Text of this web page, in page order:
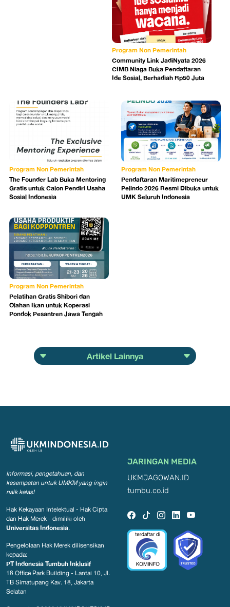
Program Non Pemerintah
Community Link JadiNyata 2026
CIMB Niaga Buka Pendaftaran
Ide Sosial, Berhadiah Rp50 Juta
Program Non Pemerintah
The Founder Lab Buka Mentoring
Gratis untuk Calon Pendiri Usaha
Sosial Indonesia
Program Non Pemerintah
Pendaftaran Maritimepreneur
Pelindo 2026 Resmi Dibuka untuk
UMK Seluruh Indonesia
Program Non Pemerintah
Pelatihan Gratis Shibori dan
Olahan Ikan untuk Koperasi
Pondok Pesantren Jawa Tengah
Artikel Lainnya
Informasi, pengetahuan, dan
kesempatan untuk UMKM yang ingin
naik kelas!
Hak Kekayaan Intelektual - Hak Cipta
dan Hak Merek - dimiliki oleh
Universitas Indonesia.
Pengelolaan Hak Merek dilisensikan
kepada:
PT Indonesia Tumbuh Inklusif
18 Office Park Building - Lantai 10, Jl.
TB Simatupang Kav. 18, Jakarta
Selatan
JARINGAN MEDIA
UKMJAGOWAN.ID
tumbu.co.id